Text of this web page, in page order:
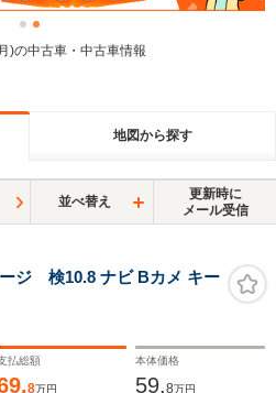
)の中古車・中古車情報
地図から探す
並べ替え
更新時に
メール受信
ジ 検10.8 ナビ Bカメ キー
払総額
8万円
本体価格
59.8万円